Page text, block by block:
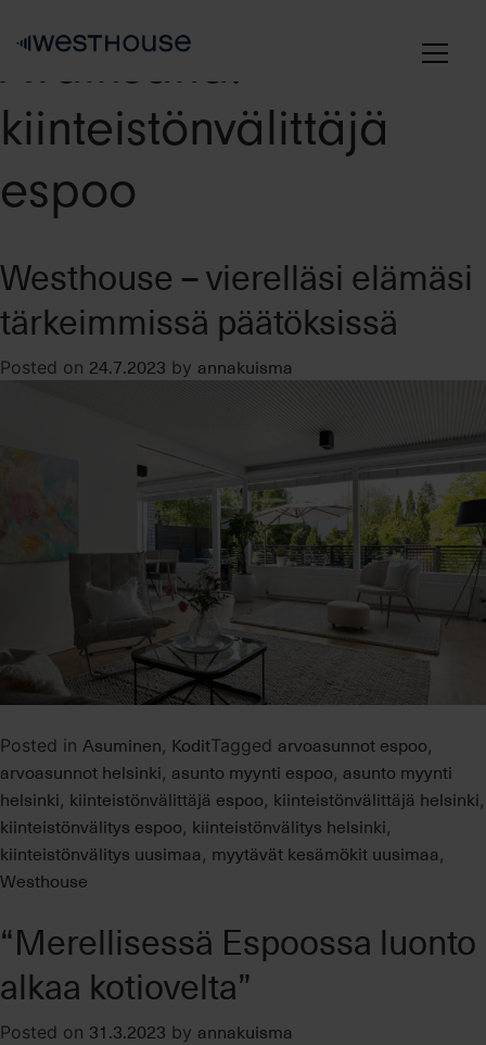
Avainsana:
kiinteistönvälittäjä
espoo
Westhouse – vierelläsi elämäsi
tärkeimmissä päätöksissä
Posted on 24.7.2023 by annakuisma
Posted in Asuminen, KoditTagged arvoasunnot espoo,
arvoasunnot helsinki, asunto myynti espoo, asunto myynti
helsinki, kiinteistönvälittäjä espoo, kiinteistönvälittäjä helsinki,
kiinteistönvälitys espoo, kiinteistönvälitys helsinki,
kiinteistönvälitys uusimaa, myytävät kesämökit uusimaa,
Westhouse
“Merellisessä Espoossa luonto
alkaa kotiovelta”
Posted on 31.3.2023 by annakuisma